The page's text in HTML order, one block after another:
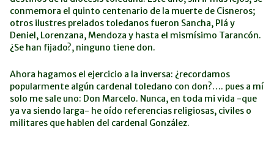
conmemora el quinto centenario de la muerte de Cisneros;
otros ilustres prelados toledanos fueron Sancha, Plá y
Deniel, Lorenzana, Mendoza y hasta el mismísimo Tarancón.
¿Se han fijado?, ninguno tiene don.
Ahora hagamos el ejercicio a la inversa: ¿recordamos
popularmente algún cardenal toledano con don?…. pues a mí
solo me sale uno: Don Marcelo. Nunca, en toda mi vida -que
ya va siendo larga- he oído referencias religiosas, civiles o
militares que hablen del cardenal González.